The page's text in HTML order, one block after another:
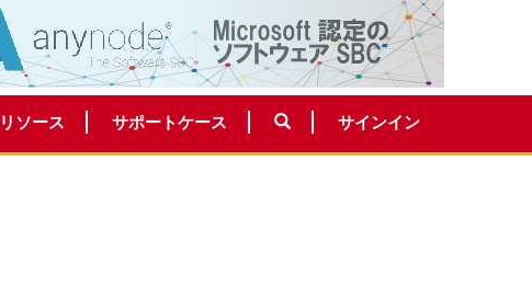
リソース サポートケース サインイン